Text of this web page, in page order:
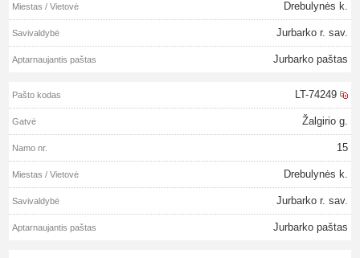
Drebulynės k.
Jurbarko r. sav.
Jurbarko paštas
LT-74249
Žalgirio g.
15
Drebulynės k.
Jurbarko r. sav.
Jurbarko paštas